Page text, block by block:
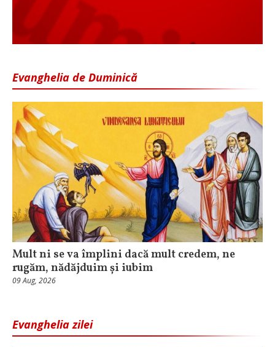
Evanghelia de Duminică
Mult ni se va împlini dacă mult credem, ne
rugăm, nădăjduim și iubim
09 Aug, 2026
Evanghelia zilei